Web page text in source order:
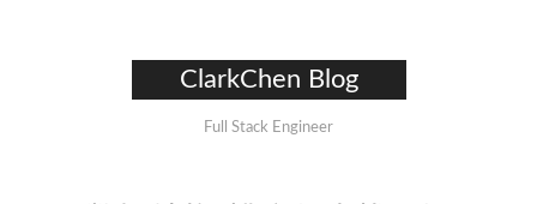
ClarkChen Blog
Full Stack Engineer